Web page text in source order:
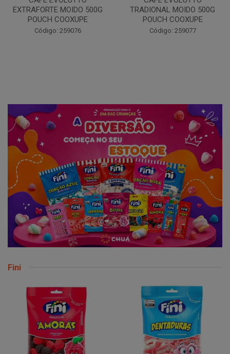
EXTRAFORTE MOIDO 500G
POUCH COOXUPE
Código: 259076
TRADIONAL MOIDO 500G
POUCH COOXUPE
Código: 259077
Fini